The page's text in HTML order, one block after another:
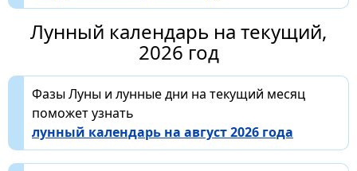
Лунный календарь на текущий,
2026 год
Фазы Луны и лунные дни на текущий месяц
поможет узнать
лунный календарь на август 2026 года